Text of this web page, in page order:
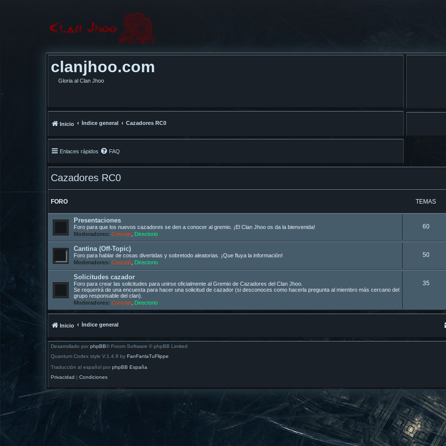
clanjhoo.com
Gloria al Clan Jhoo
Inicio Índice general Cazadores RC0
Enlaces rápidos FAQ
Cazadores RC0
FORO TEMAS
Presentaciones
Foro para que los nuevos cazadores se den a conocer al gremio. ¡El Clan Jhoo os da la bienvenida!
Moderadores: Concejo Directorio
60
Cantina (Off-Topic)
Foro para hablar de cosas divertidas y sobretodo aleatorias. ¡Que fluya la información!
Moderadores: Concejo Directorio
50
Solicitudes cazador
Foro para crear las solicitudes para unirse oficialmente al Gremio de Cazadores del Clan Jhoo.
Se requerirá de una encuesta para hacer una solicitud de cazador (si desconoces como hacerla pregunta al miembro más cercano del
grupo responsable del clan).
Moderadores: Concejo Directorio
35
Inicio Índice general
Desarrollado por phpBB® Forum Software © phpBB Limited
Quantum Codex style V.1.4.9 by FanFanlaTuFlippe
Traducción al español por phpBB España
Privacidad | Condiciones